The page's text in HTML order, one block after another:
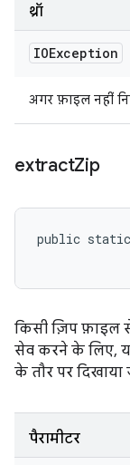
थ्रॉ
IOException
अगर फ़ाइल नहीं
extractZip
public
किसी ज़िप फ़ाइल
सेव करने के लिए,
के तौर पर दिखाया
पैरामीटर